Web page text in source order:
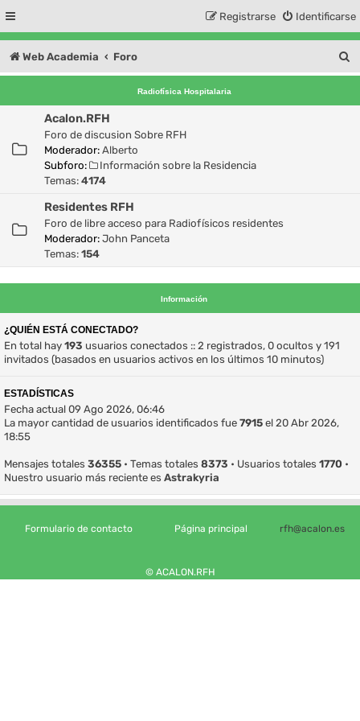
Identificarse
Registrarse
Web Academia Foro
u
s
Radiofísica Hospitalaria
Acalon.RFH
Foro de discusion Sobre RFH
Moderador: Alberto
Subforo:
Información sobre la Residencia
Temas: 4174
Residentes RFH
Foro de libre acceso para Radiofísicos residentes
Moderador: John Panceta
Temas: 154
Información
¿QUIÉN ESTÁ CONECTADO?
En total hay 193 usuarios conectados :: 2 registrados, 0 ocultos y 191
invitados (basados en usuarios activos en los últimos 10 minutos)
ESTADÍSTICAS
Fecha actual 09 Ago 2026, 06:46
La mayor cantidad de usuarios identificados fue 7915 el 20 Abr 2026,
18:55
Mensajes totales 36355 • Temas totales 8373 • Usuarios totales 1770 •
Nuestro usuario más reciente es Astrakyria
Formulario de contacto Página principal rfh@acalon.es
© ACALON.RFH